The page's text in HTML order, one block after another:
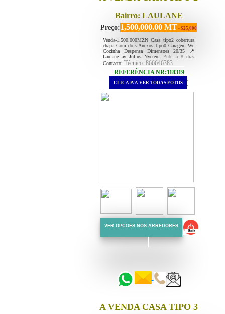
Bairro: LAULANE
Preço:1,500,000.00 MT - $25,000
Venda-1.500.000MZN Casa tipo2 cobertura
chapa Com dois Anexos tipo0 Garagem Wc
Cozinha Despensa Dimensoes 20/35 📍
Laulane av Julius Nyerere, Publ a 8 dias
Contacto: Técnico: 866646383
REFERÊNCIA NR:118319
.
CLICA P/A VER TODAS FOTOS .
VER OPCOES NOS ARREDORES
A VENDA CASA TIPO 3